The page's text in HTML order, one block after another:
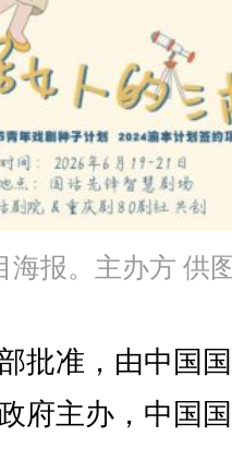
海报。主办方 供
准，由中国国
府主办，中国